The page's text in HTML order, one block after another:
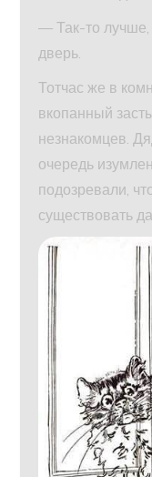
— Так-то лучше,
дверь.
Тотчас же в
вкопанный
незнакомцев.
очередь
подозревали,
существовать